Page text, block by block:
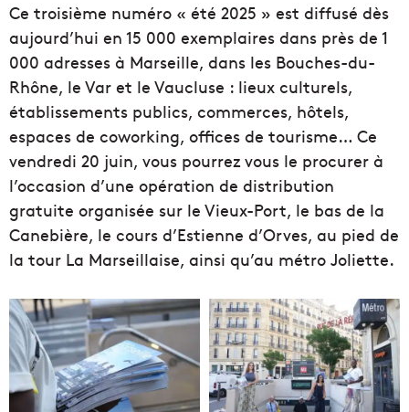
Ce troisième numéro « été 2025 » est diffusé dès
aujourd’hui en 15 000 exemplaires dans près de 1
000 adresses à Marseille, dans les Bouches-du-
Rhône, le Var et le Vaucluse : lieux culturels,
établissements publics, commerces, hôtels,
espaces de coworking, offices de tourisme… Ce
vendredi 20 juin, vous pourrez vous le procurer à
l’occasion d’une opération de distribution
gratuite organisée sur le Vieux-Port, le bas de la
Canebière, le cours d’Estienne d’Orves, au pied de
la tour La Marseillaise, ainsi qu’au métro Joliette.